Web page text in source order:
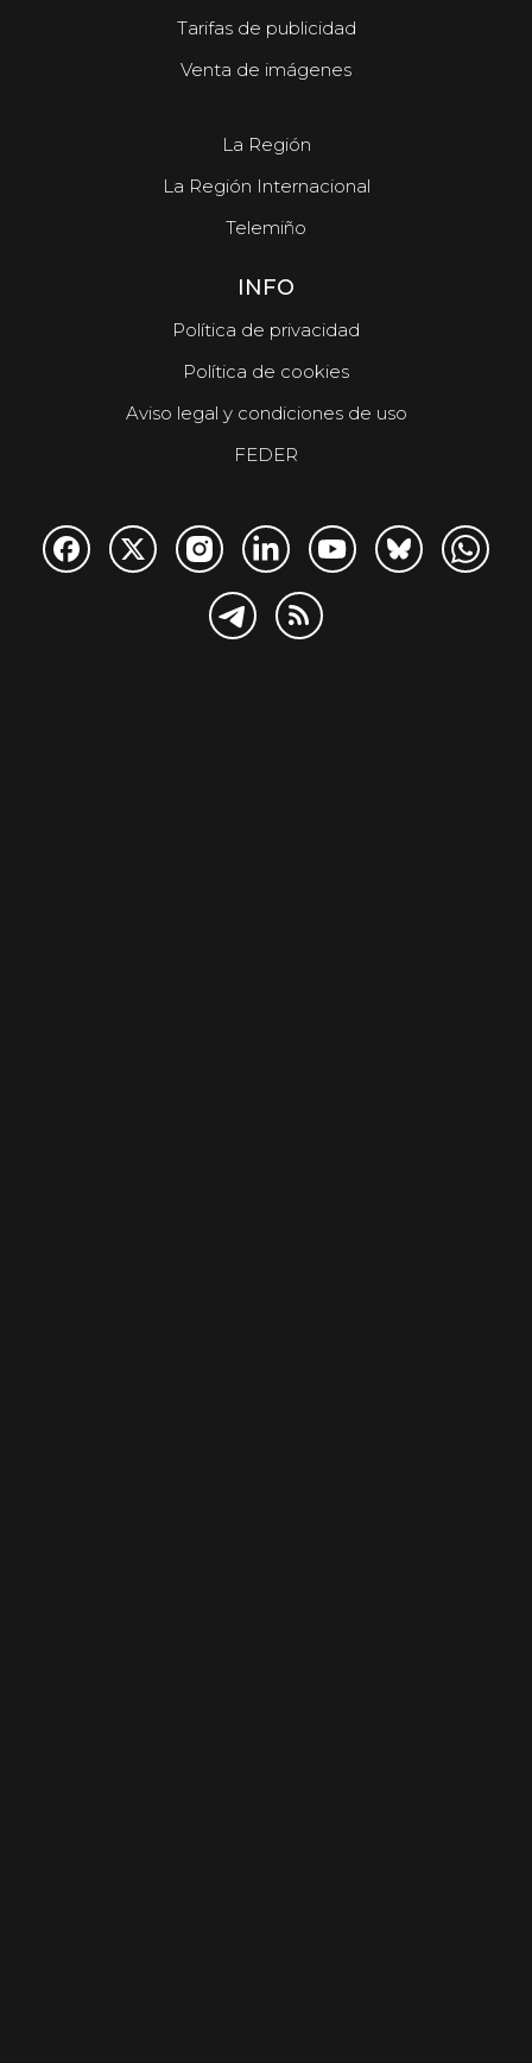
Tarifas de publicidad
Venta de imágenes
La Región
La Región Internacional
Telemiño
INFO
Política de privacidad
Política de cookies
Aviso legal y condiciones de uso
FEDER